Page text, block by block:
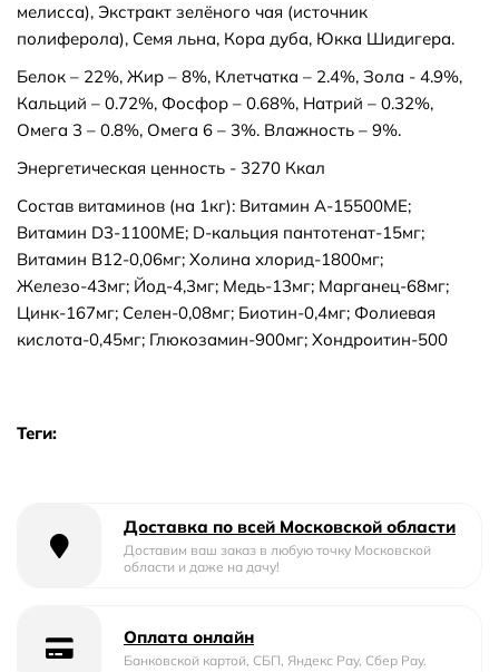
мелисса), Экстракт зелёного чая (источник
полиферола), Семя льна, Кора дуба, Юкка Шидигера.
Белок – 22%, Жир – 8%, Клетчатка – 2.4%, Зола - 4.9%,
Кальций – 0.72%, Фосфор – 0.68%, Натрий – 0.32%,
Омега 3 – 0.8%, Омега 6 – 3%. Влажность – 9%.
Энергетическая ценность - 3270 Ккал
Состав витаминов (на 1кг): Витамин А-15500МЕ;
Витамин D3-1100МЕ; D-кальция пантотенат-15мг;
Витамин В12-0,06мг; Холина хлорид-1800мг;
Железо-43мг; Йод-4,3мг; Медь-13мг; Марганец-68мг;
Цинк-167мг; Селен-0,08мг; Биотин-0,4мг; Фолиевая
кислота-0,45мг; Глюкозамин-900мг; Хондроитин-500
Теги:
Доставка по всей Московской области
Доставим ваш заказ в любую точку Московской
области и даже на дачу!
Оплата онлайн
Банковской картой, СБП, Яндекс Pay, Сбер Pay.